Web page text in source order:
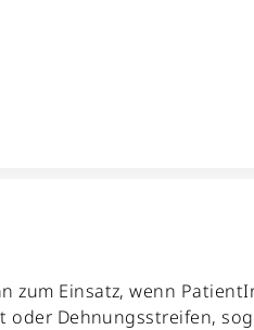
zum Einsatz, wenn
oder Dehnungsstreifen,